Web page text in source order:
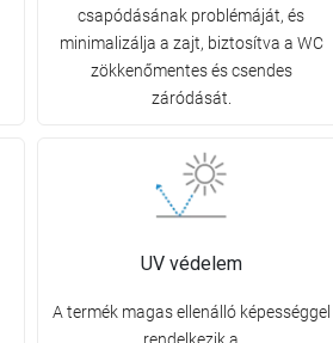
csapódásának problémáját, és
minimalizálja a zajt, biztosítva a WC
zökkenőmentes és csendes
záródását.
UV védelem
A termék magas ellenálló képességgel